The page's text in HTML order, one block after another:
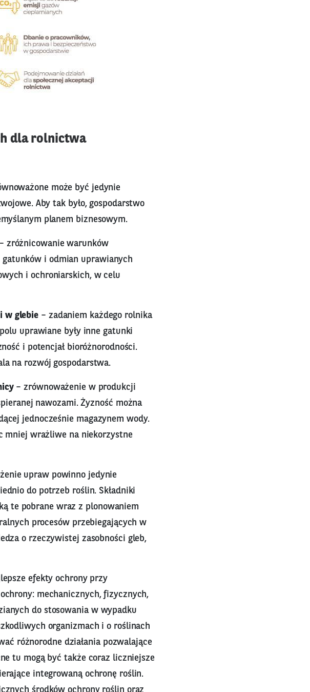
dla rolnictwa
może być jedynie
Aby tak było, gospodarstwo
planem biznesowym.
– zróżnicowanie warunków
i odmian uprawianych
i ochroniarskich, w celu
w glebie – zadaniem każdego rolnika
uprawiane były inne gatunki
i potencjał bioróżnorodności.
na rozwój gospodarstwa.
– zrównoważenie w produkcji
nawozami. Żyzność można
jednocześnie magazynem wody.
mniej wrażliwe na niekorzystne
upraw powinno jedynie
do potrzeb roślin. Składniki
te pobrane wraz z plonowaniem
procesów przebiegających w
o rzeczywistej zasobności gleb,
efekty ochrony przy
mechanicznych, fizycznych,
do stosowania w wypadku
organizmach i o roślinach
różnorodne działania pozwalające
tu mogą być także coraz liczniejsze
integrowaną ochronę roślin.
środków ochrony roślin oraz